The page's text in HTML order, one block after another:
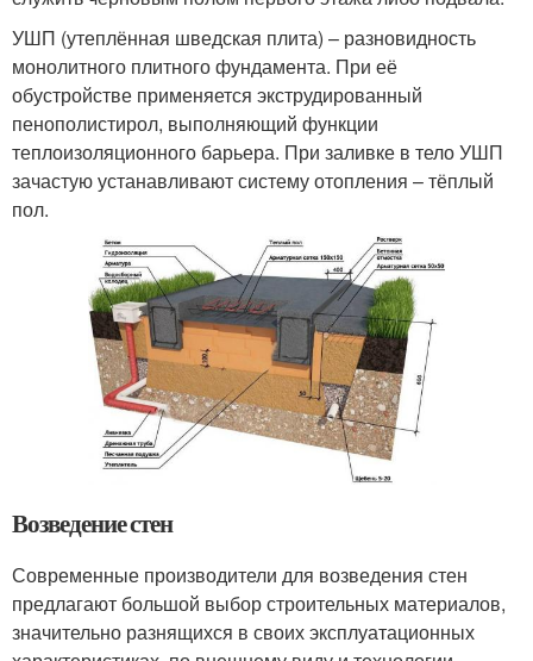
УШП (утеплённая шведская плита) – разновидность
монолитного плитного фундамента. При её
обустройстве применяется экструдированный
пенополистирол, выполняющий функции
теплоизоляционного барьера. При заливке в тело УШП
зачастую устанавливают систему отопления – тёплый
пол.
Возведение стен
Современные производители для возведения стен
предлагают большой выбор строительных материалов,
значительно разнящихся в своих эксплуатационных